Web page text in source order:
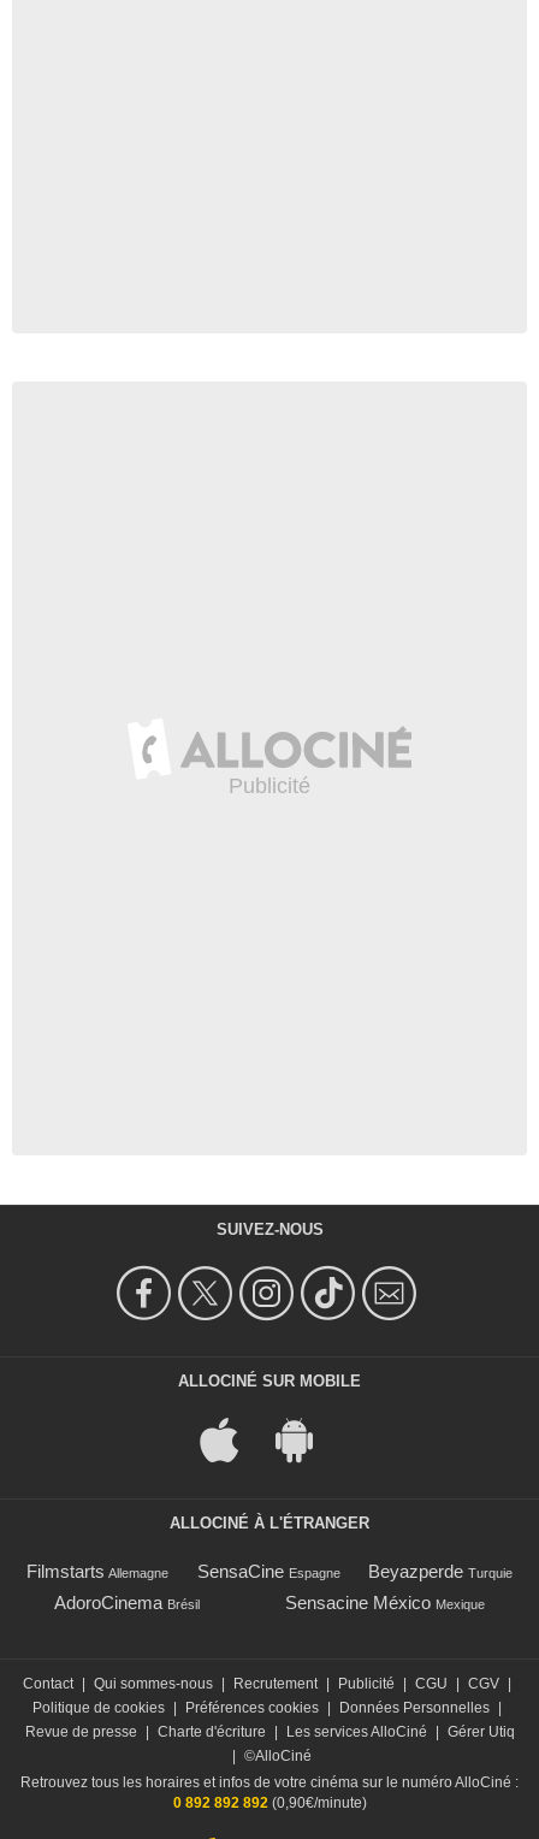
SUIVEZ-NOUS
ALLOCINÉ SUR MOBILE
ALLOCINÉ À L'ÉTRANGER
Filmstarts Allemagne SensaCine Espagne Beyazperde Turquie
AdoroCinema Brésil Sensacine México Mexique
Contact | Qui sommes-nous | Recrutement | Publicité | CGU | CGV |
Politique de cookies | Préférences cookies | Données Personnelles |
Revue de presse
| Charte d'écriture | Les services AlloCiné | Gérer Utiq
| ©AlloCiné
Retrouvez tous les horaires et infos de votre cinéma sur le numéro AlloCiné :
0 892 892 892 (0,90€/minute)